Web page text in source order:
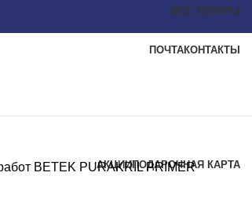
ВСЕ ТОВАРЫ
ПОЧТАКОНТАКТЫ
АКЦИИПОДАРОЧНАЯ КАРТА
BETEK PURAKRIL PRIMER